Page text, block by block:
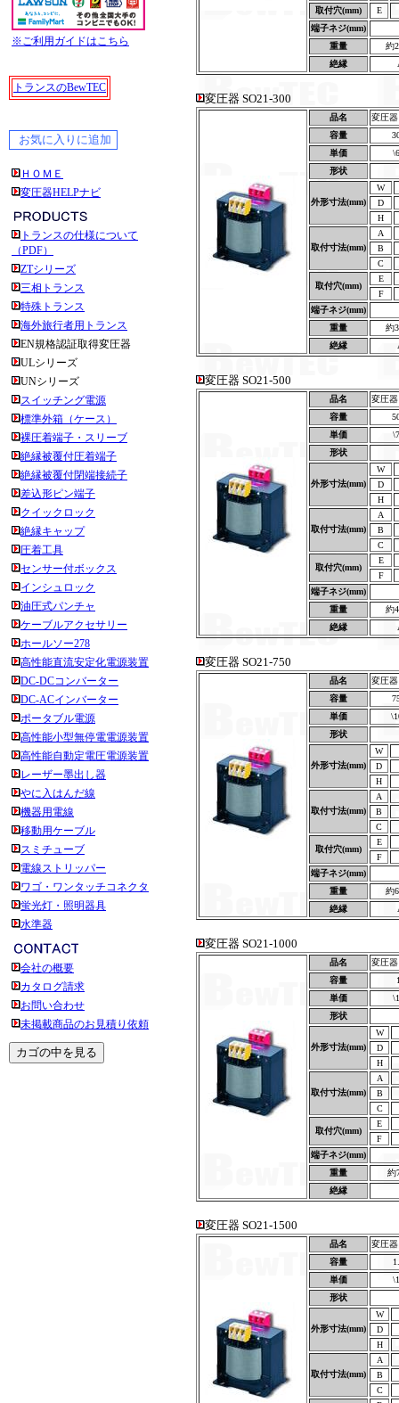
取付穴(mm)
E
端子ネジ(mm)
重量
約
絶縁
変圧器 SO21-300
品名
変圧器
容量
単価
形状
外形寸法(mm)
W
D
H
取付寸法(mm)
A
B
C
取付穴(mm)
E
F
端子ネジ(mm)
重量
約
絶縁
変圧器 SO21-500
品名
変圧器
容量
単価
形状
外形寸法(mm)
W
D
H
取付寸法(mm)
A
B
C
取付穴(mm)
E
F
端子ネジ(mm)
重量
約
絶縁
変圧器 SO21-750
品名
変圧器
容量
単価
形状
外形寸法(mm)
W
D
H
取付寸法(mm)
A
B
C
取付穴(mm)
E
F
端子ネジ(mm)
重量
約
絶縁
変圧器 SO21-1000
品名
変圧器
容量
単価
形状
外形寸法(mm)
W
D
H
取付寸法(mm)
A
B
C
取付穴(mm)
E
F
端子ネジ(mm)
重量
約
絶縁
変圧器 SO21-1500
品名
変圧器
容量
単価
形状
外形寸法(mm)
W
D
H
取付寸法(mm)
A
B
C
※ご利用ガイドはこちら
トランスのBewTEC
ＨＯＭＥ
変圧器HELPナビ
トランスの仕様について
（PDF）
ZTシリーズ
三相トランス
特殊トランス
海外旅行者用トランス
EN規格認証取得変圧器
ULシリーズ
UNシリーズ
スイッチング電源
標準外箱（ケース）
裸圧着端子・スリーブ
絶縁被覆付圧着端子
絶縁被覆付閉端接続子
差込形ピン端子
クイックロック
絶縁キャップ
圧着工具
センサー付ボックス
インシュロック
油圧式パンチャ
ケーブルアクセサリー
ホールソー278
高性能直流安定化電源装置
DC-DCコンバーター
DC-ACインバーター
ポータブル電源
高性能小型無停電電源装置
高性能自動定電圧電源装置
レーザー墨出し器
やに入はんだ線
機器用電線
移動用ケーブル
スミチューブ
電線ストリッパー
ワゴ・ワンタッチコネクタ
蛍光灯・照明器具
水準器
会社の概要
カタログ請求
お問い合わせ
未掲載商品のお見積り依頼